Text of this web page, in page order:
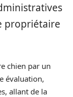
propriétaire
chien par un
évaluation,
allant de la